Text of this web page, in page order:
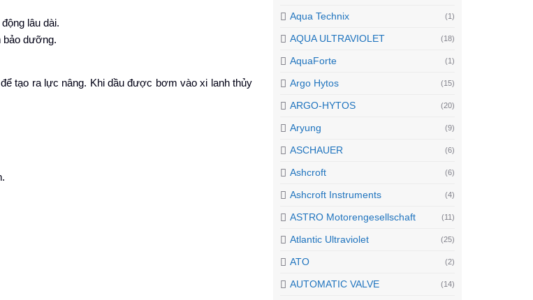
Aqua Technix (1)
AQUA ULTRAVIOLET (18)
AquaForte (1)
Argo Hytos (15)
ARGO-HYTOS (20)
Aryung (9)
ASCHAUER (6)
Ashcroft (6)
Ashcroft Instruments (4)
ASTRO Motorengesellschaft (11)
Atlantic Ultraviolet (25)
ATO (2)
AUTOMATIC VALVE (14)
lâu dài.
bảo dưỡng.
tạo ra lực nâng. Khi dầu được bơm vào xi lanh thủy